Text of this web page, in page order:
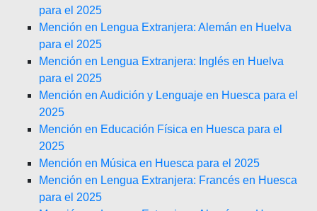
para el 2025
Mención en Lengua Extranjera: Alemán en Huelva
para el 2025
Mención en Lengua Extranjera: Inglés en Huelva
para el 2025
Mención en Audición y Lenguaje en Huesca para el
2025
Mención en Educación Física en Huesca para el
2025
Mención en Música en Huesca para el 2025
Mención en Lengua Extranjera: Francés en Huesca
para el 2025